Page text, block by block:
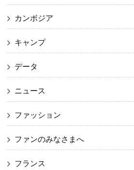
カンボジア
キャンプ
データ
ニュース
ファッション
ファンのみなさまへ
フランス